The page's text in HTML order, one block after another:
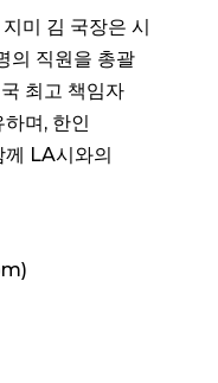
미 김 국장은 시
의 직원을 총괄
최고 책임자
며, 한인
께 LA시와의